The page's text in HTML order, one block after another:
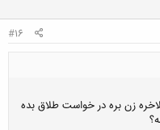
#16
زن بره در خواست طلاق بده